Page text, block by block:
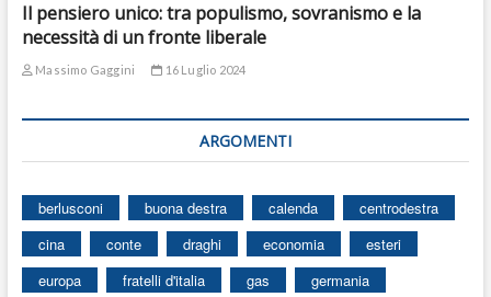
Il pensiero unico: tra populismo, sovranismo e la
necessità di un fronte liberale
Massimo Gaggini 16 Luglio 2024
ARGOMENTI
berlusconi buona destra calenda
centrodestra
cina
conte draghi economia
esteri
europa
fratelli d'italia gas
germania